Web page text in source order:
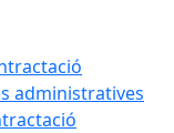
administratives